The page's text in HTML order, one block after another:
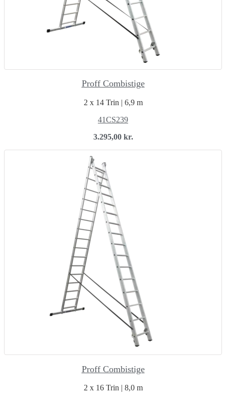
Proff Combistige
2 x 14 Trin | 6,9 m
41CS239
3.295,00 kr.
Proff Combistige
2 x 16 Trin | 8,0 m